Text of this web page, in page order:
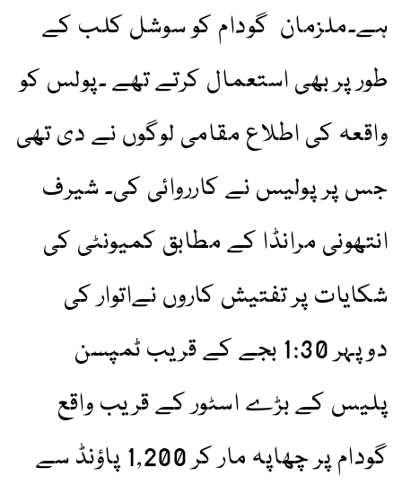
ہے۔ملزمان گودام کو سوشل کلب کے
طور پر بھی استعمال کرتے تھے ۔پولس کو
واقعہ کی اطلاع مقامی لوگوں نے دی تھی
جس پر پولیس نے کارروائی کی۔ شیرف
انتھونی مرانڈا کے مطابق کمیونٹی کی
شکایات پر تفتیش کاروں نےاتوار کی
دوپہر 1:30 بجے کے قریب ٹمپسن
پلیس کے بڑے اسٹور کے قریب واقع
گودام پر چھاپہ مار کر 1,200 پاؤنڈ سے